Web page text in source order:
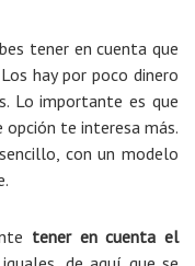
tener en cuenta que
hay por poco dinero
Lo importante es que
opción te interesa más.
con un modelo
tener en cuenta el